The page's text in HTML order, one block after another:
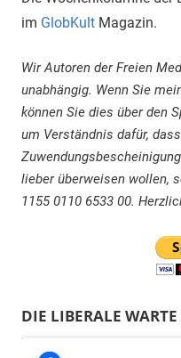
im GlobKult Magazin.
Wir Autoren der Freien
unabhängig. Wenn Sie
können Sie dies über den
um Verständnis dafür,
lieber überweisen wollen,
1155 0110 6533 00.
DIE LIBERALE